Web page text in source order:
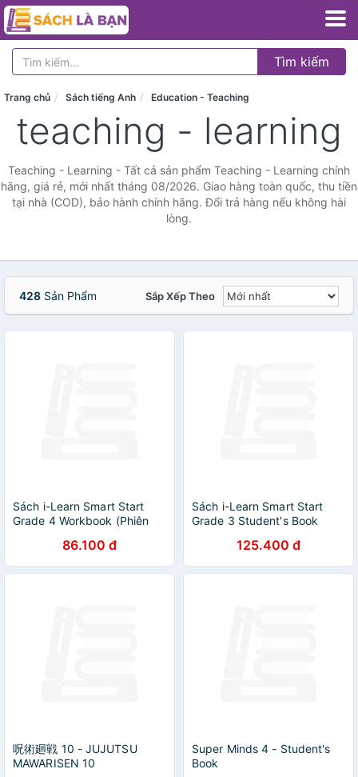
Tìm kiếm
Trang chủ Sách tiếng Anh Education - Teaching
teaching - learning
Teaching - Learning - Tất cả sản phẩm Teaching - Learning chính
hãng, giá rẻ, mới nhất tháng 08/2026. Giao hàng toàn quốc, thu tiền
tại nhà (COD), bảo hành chính hãng. Đổi trả hàng nếu không hài
lòng.
428 Sản Phẩm Sắp Xếp Theo
Sách i-Learn Smart Start
Grade 4 Workbook (Phiên
86.100 đ
Sách i-Learn Smart Start
Grade 3 Student's Book
125.400 đ
呪術廻戦 10 - JUJUTSU
MAWARISEN 10
Super Minds 4 - Student's
Book